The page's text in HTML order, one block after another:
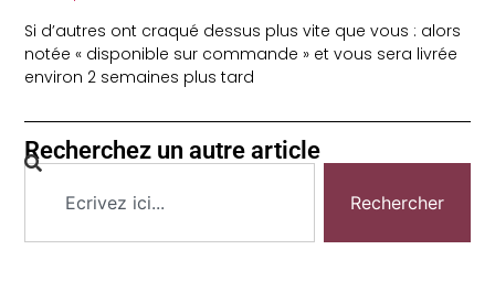
Si d’autres ont craqué dessus plus vite que vous : alors
notée « disponible sur commande » et vous sera livrée
environ 2 semaines plus tard
Recherchez un autre article
Rechercher